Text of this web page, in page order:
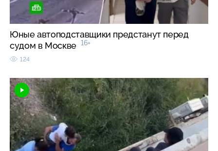
Юные автоподставщики предстанут перед
судом в Москве 16+
124